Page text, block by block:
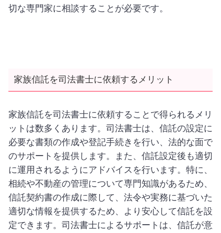
切な専門家に相談することが必要です。
家族信託を司法書士に依頼するメリット
家族信託を司法書士に依頼することで得られるメリ
ットは数多くあります。司法書士は、信託の設定に
必要な書類の作成や登記手続きを行い、法的な面で
のサポートを提供します。また、信託設定後も適切
に運用されるようにアドバイスを行います。特に、
相続や不動産の管理について専門知識があるため、
信託契約書の作成に際して、法令や実務に基づいた
適切な情報を提供するため、より安心して信託を設
定できます。司法書士によるサポートは、信託が意